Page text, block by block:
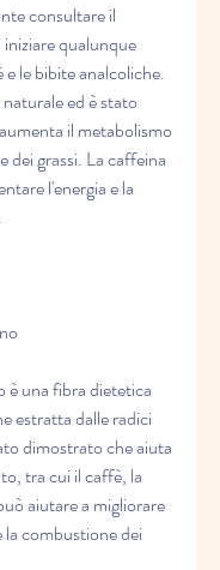
consultare il
qualunque
le bibite analcoliche.
ed è stato
il metabolismo
dei grassi. La caffeina
l'energia e la
è una fibra dietetica
estratta dalle radici
dimostrato che aiuta
tra cui il caffè, la
aiutare a migliorare
combustione dei